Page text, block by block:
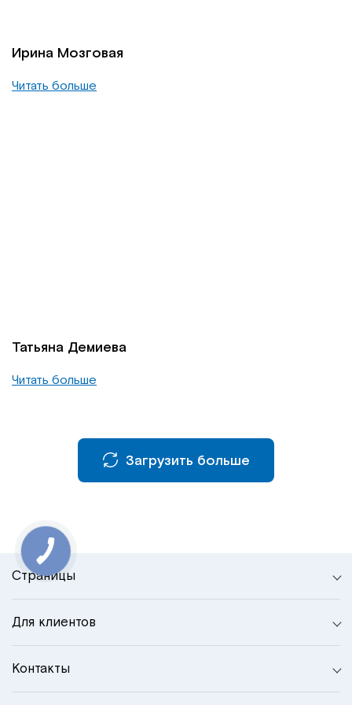
Ирина Мозговая
Читать больше
Татьяна Демиева
Читать больше
Загрузить больше
Страницы
Для клиентов
Контакты